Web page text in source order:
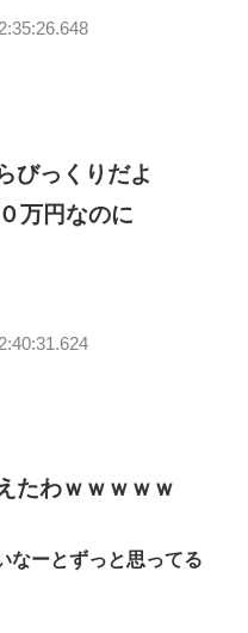
びっくりだよ
万円なのに
たわｗｗｗｗｗ
なーとずっと思ってる